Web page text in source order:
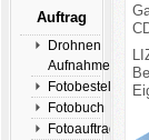
Auftrag
Drohnen
Aufnahmen
Fotobestellung
Fotobuch
Fotoauftrag